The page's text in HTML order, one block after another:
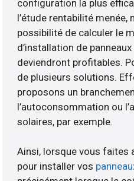
configuration la plus
l’étude rentabilité menée,
possibilité de calculer le
d’installation de
deviendront profitables.
de plusieurs solutions.
proposons un
l’autoconsommation ou
solaires, par exemple.
Ainsi, lorsque vous faites
pour installer vos